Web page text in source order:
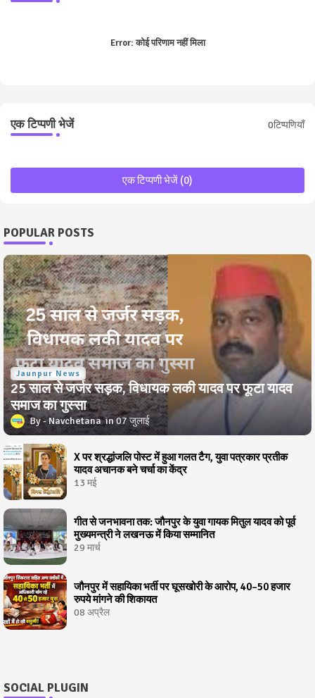
Error:कोई परिणाम नहीं मिला
एक टिप्पणी भेजें 0टिप्पणियाँ
एक टिप्पणी भेजें (0)
POPULAR POSTS
Jaunpur News
25 साल से जर्जर सड़क, विधायक लकी यादव पर फूटा यादव
समाज का गुस्सा
Navchetana 07 जुलाई
X पर श्रद्धांजलि पोस्ट में हुआ गलत टैग, युवा पत्रकार प्रतीक
यादव अचानक बने चर्चा का केंद्र
13 मई
गीत से जनभावना तक: जौनपुर के युवा गायक मितुल यादव को पूर्व
मुख्यमन्त्री ने लखनऊ में किया सम्मानित
29 मार्च
जौनपुर में सहायिका भर्ती पर घूसखोरी के आरोप, 40–50 हजार
रुपये मांगने की शिकायत
08 अप्रैल
SOCIAL PLUGIN